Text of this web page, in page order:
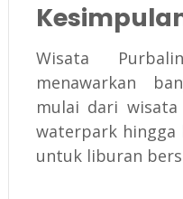
Wisata
menawarkan
mulai dari
waterpark hingga
untuk liburan